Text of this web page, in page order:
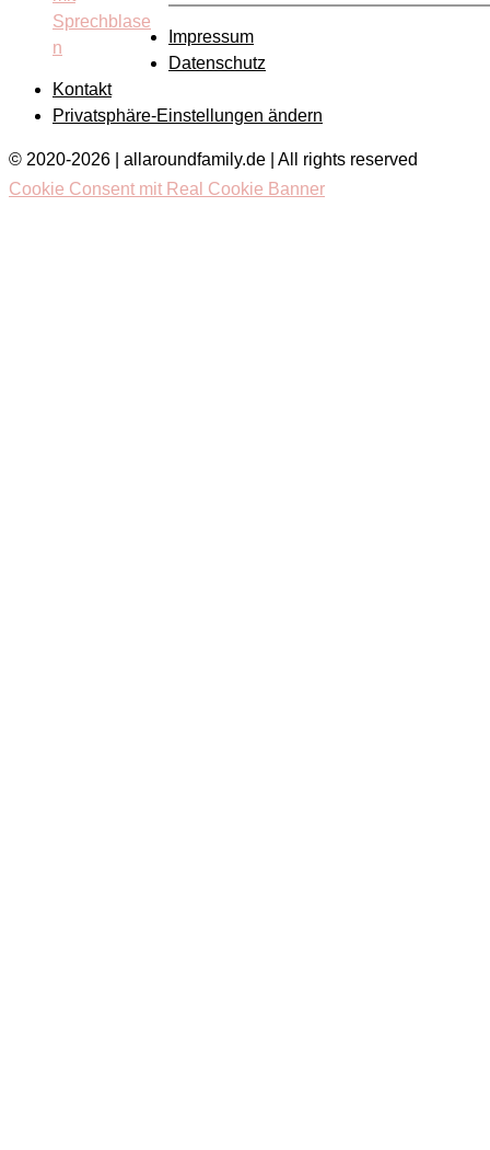
Impressum
Datenschutz
Kontakt
Privatsphäre-Einstellungen ändern
© 2020-2026 | allaroundfamily.de | All rights reserved
Cookie Consent mit Real Cookie Banner